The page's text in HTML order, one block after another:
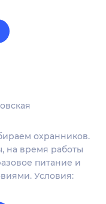
охранников.
на время работы
питание и
Условия: